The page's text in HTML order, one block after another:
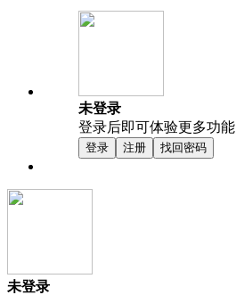
未登录
登录后即可体验更多功能
登录 注册 找回密码
未登录